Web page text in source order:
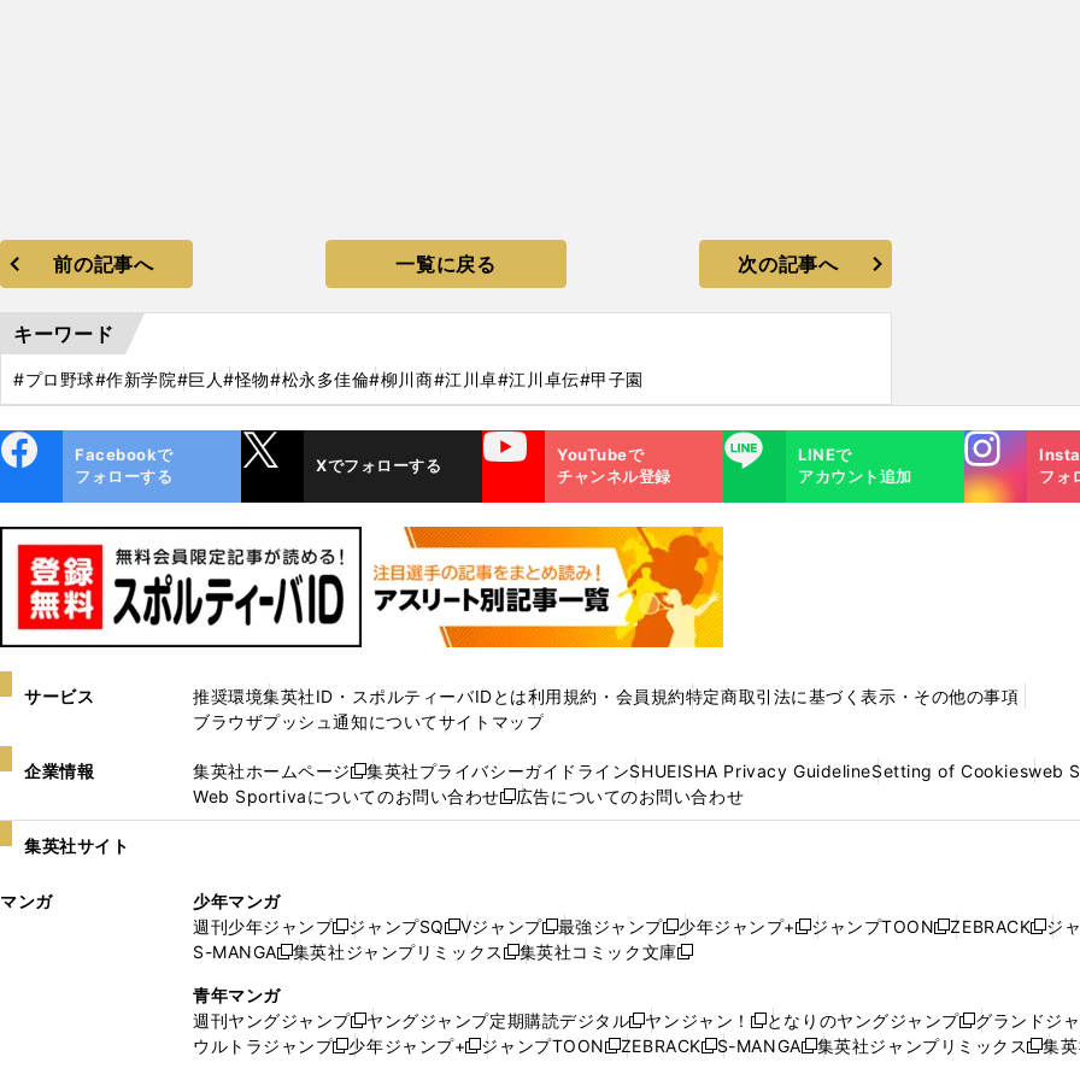
前の記事へ 一覧に戻る 次の記事へ
キーワード
#プロ野球#作新学院#巨人#怪物#松永多佳倫#柳川商#江川卓#江川卓伝#甲子園
ok
Facebookで
フォローする
Xでフォローする
YouTube
YouTubeで
チャンネル登録
LINE
LINEで
アカウント追加
Instagra
m
フォ
サービス 推奨環境集英社ID・スポルティーバIDとは利用規約・会員規約特定商取引法に基づく表示・その他の事項
ブラウザプッシュ通知についてサイトマップ
企業情報 集英社ホームページ
新
し
い
ド
ウ
く
集英社プライバシーガイドラインSHUEISHA Privacy GuidelineSetting of Cookiesweb
Web Sportivaについてのお問い合わせ
新
し
ン
ド
開
く
広告についてのお問い合わせ
集英社サイト
マンガ
少年マンガ
週刊少年ジャンプ
新
し
ィ
ン
ジャンプSQ
新
し
ィ
ン
Vジャンプ
新
し
ィ
ン
最強ジャンプ
新
し
ィ
ン
少年ジャンプ+
新
ィ
ン
ジャンプTOON
新
ィ
ン
ZEBRACK
新
ィ
ン
ジ
S-MANGA
新
い
ウ
ィ
集英社ジャンプリミックス
新
ウ
ィ
集英社コミック文庫
新
ウ
ィ
青年マンガ
週刊ヤングジャンプ
新
し
ヤングジャンプ定期購読デジタル
新
し
ヤンジャン！新
し
となりのヤングジャンプ
新
し
グランドジ
ウルトラジャンプ
新
少年ジャンプ+
新
ジャンプTOON
新
ZEBRACK
新
S-MANGA
新
集英社ジャンプリミックス
新
集